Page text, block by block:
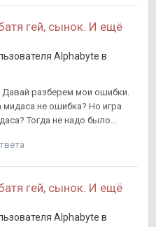
гей, сынок. И ещё
Alphabyte в
разберем мои ошибки.
мидаса не ошибка? Но игра
Тогда не надо было...
гей, сынок. И ещё
Alphabyte в